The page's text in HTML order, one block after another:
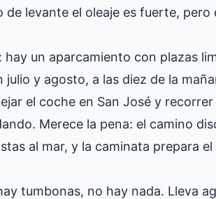
levante el oleaje es fuerte, pero
un aparcamiento con plazas
julio y agosto, a las diez de la
el coche en San José y recorrer
Merece la pena: el camino
al mar, y la caminata prepara
tumbonas, no hay nada. Lleva